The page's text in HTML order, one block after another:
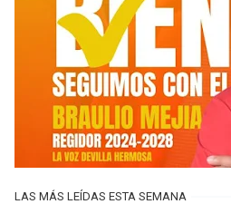
LAS MÁS LEÍDAS ESTA SEMANA